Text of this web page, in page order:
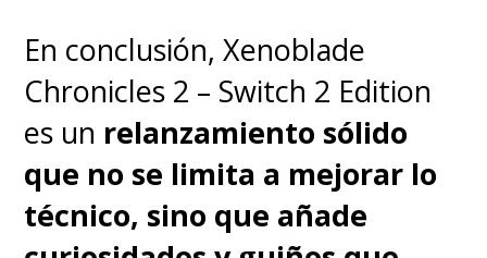
En conclusión, Xenoblade
Chronicles 2 – Switch 2 Edition
es un relanzamiento sólido
que no se limita a mejorar lo
técnico, sino que añade